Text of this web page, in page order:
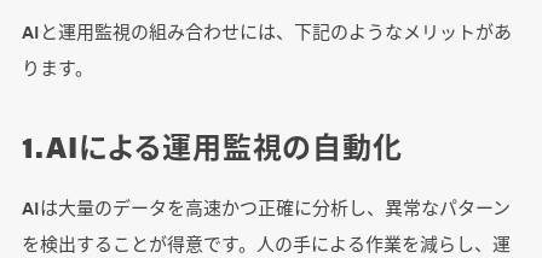
AIと運用監視の組み合わせには、下記のようなメリットがあ
ります。
1.AIによる運用監視の自動化
AIは大量のデータを高速かつ正確に分析し、異常なパターン
を検出することが得意です。人の手による作業を減らし、運